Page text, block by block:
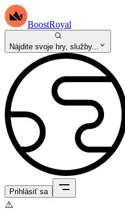
BoostRoyal
Nájdite svoje hry, služby...
Prihlásiť sa
⚠️